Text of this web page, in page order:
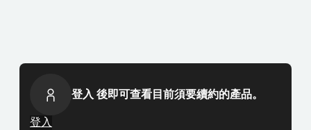
登入 後即可查看目前須要續約的產品。
登入